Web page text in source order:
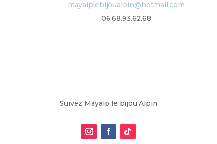
mayalplebijoualpin@hotmail.com
06.68.93.62.68
Suivez Mayalp le bijou Alpin